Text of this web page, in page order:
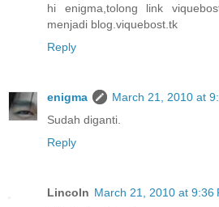
hi enigma,tolong link
menjadi blog.viquebost.tk
Reply
enigma
March 21, 2010 at
Sudah diganti.
Reply
Lincoln March 21, 2010 at 9:36